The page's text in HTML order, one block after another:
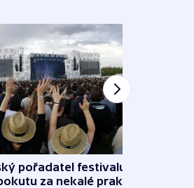
pořadatel festivalu
za nekalé praktiky